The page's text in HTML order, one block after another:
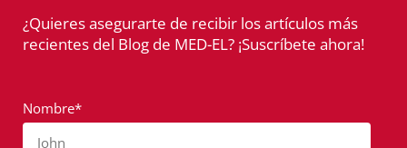
¿Quieres asegurarte de recibir los artículos más
recientes del Blog de MED-EL? ¡Suscríbete ahora!
Nombre*
John